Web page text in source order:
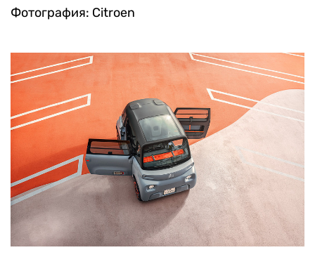
Фотография: Citroen